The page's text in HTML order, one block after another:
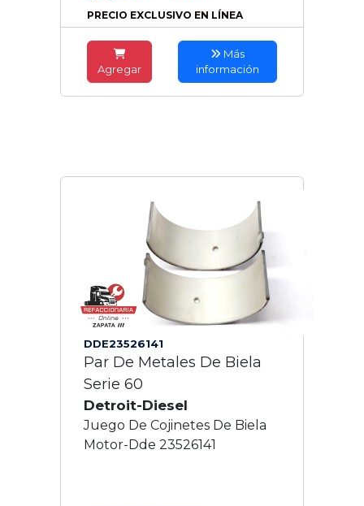
PRECIO EXCLUSIVO EN LÍNEA
Agregar
Más
información
DDE23526141
Par De Metales De Biela
Serie 60
Detroit-Diesel
Juego De Cojinetes De Biela
Motor-Dde 23526141